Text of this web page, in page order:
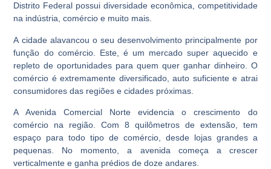
Distrito Federal possui diversidade econômica, competitividade
na indústria, comércio e muito mais.
A cidade alavancou o seu desenvolvimento principalmente por
função do comércio. Este, é um mercado super aquecido e
repleto de oportunidades para quem quer ganhar dinheiro. O
comércio é extremamente diversificado, auto suficiente e atrai
consumidores das regiões e cidades próximas.
A Avenida Comercial Norte evidencia o crescimento do
comércio na região. Com 8 quilômetros de extensão, tem
espaço para todo tipo de comércio, desde lojas grandes a
pequenas. No momento, a avenida começa a crescer
verticalmente e ganha prédios de doze andares.